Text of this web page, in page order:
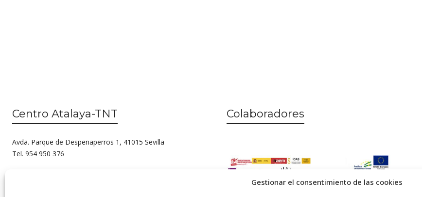
Gestionar el consentimiento de las cookies
Centro Atalaya-TNT
Avda. Parque de Despeñaperros 1, 41015 Sevilla
Tel. 954 950 376
Colaboradores